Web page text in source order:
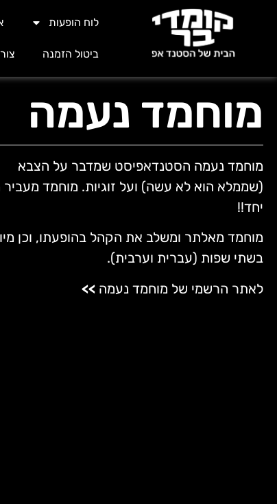
לוח הופעות
ביטול הזמנה
מוחמד נעמה
מוחמד נעמה הסטנדאפיסט שמדבר על הצבא
(שממלא הוא לא עשה) ועל זוגיות. מוחמד
יחד!!
מוחמד מאלתר ומשלב את הקהל בהופעתו, וכן
בשתי שפות (עברית וערבית).
לאתר הרשמי של מוחמד נעמה >>